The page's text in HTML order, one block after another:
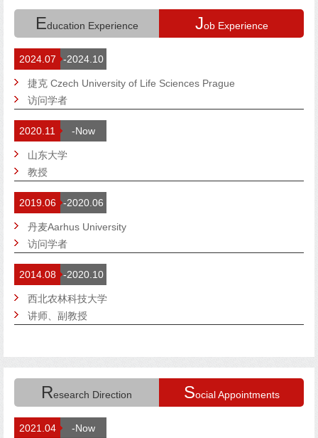
Education Experience Job Experience
2024.07 -2024.10
捷克 Czech University of Life Sciences Prague
访问学者
2020.11 -Now
山东大学
教授
2019.06 -2020.06
丹麦Aarhus University
访问学者
2014.08 -2020.10
西北农林科技大学
讲师、副教授
Research Direction Social Appointments
2021.04 -Now